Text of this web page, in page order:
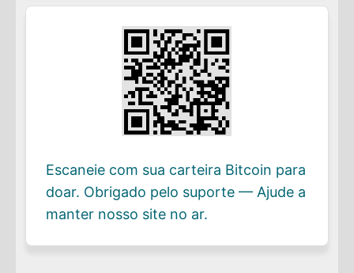
Escaneie com sua carteira Bitcoin para
doar. Obrigado pelo suporte — Ajude a
manter nosso site no ar.